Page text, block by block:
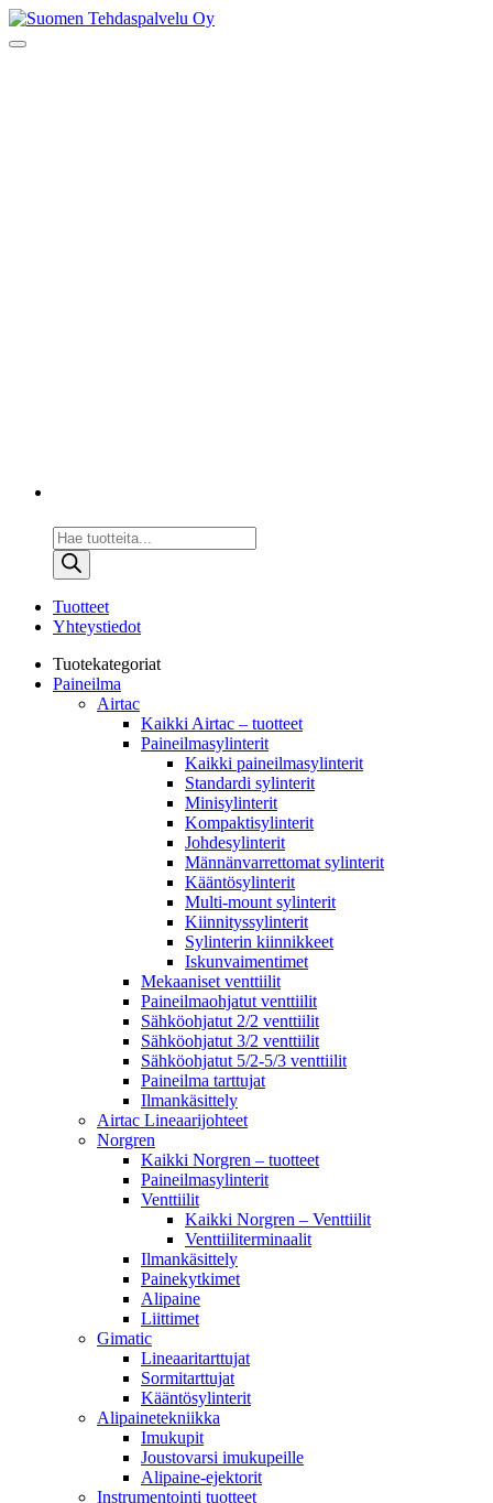
Skip
to
Products
search
Tuotteet
Yhteystiedot
Tuotekategoriat
Paineilma
Airtac
Kaikki Airtac – tuotteet
Paineilmasylinterit
Kaikki paineilmasylinterit
Standardi sylinterit
Minisylinterit
Kompaktisylinterit
Johdesylinterit
Männänvarrettomat sylinterit
Kääntösylinterit
Multi-mount sylinterit
Kiinnityssylinterit
Sylinterin kiinnikkeet
Iskunvaimentimet
Mekaaniset venttiilit
Paineilmaohjatut venttiilit
Sähköohjatut 2/2 venttiilit
Sähköohjatut 3/2 venttiilit
Sähköohjatut 5/2-5/3 venttiilit
Paineilma tarttujat
Ilmankäsittely
Airtac Lineaarijohteet
Norgren
Kaikki Norgren – tuotteet
Paineilmasylinterit
Venttiilit
Kaikki Norgren – Venttiilit
Venttiiliterminaalit
Ilmankäsittely
Painekytkimet
Alipaine
Liittimet
Gimatic
Lineaaritarttujat
Sormitarttujat
Kääntösylinterit
Alipainetekniikka
Imukupit
Joustovarsi imukupeille
Alipaine-ejektorit
Instrumentointi tuotteet